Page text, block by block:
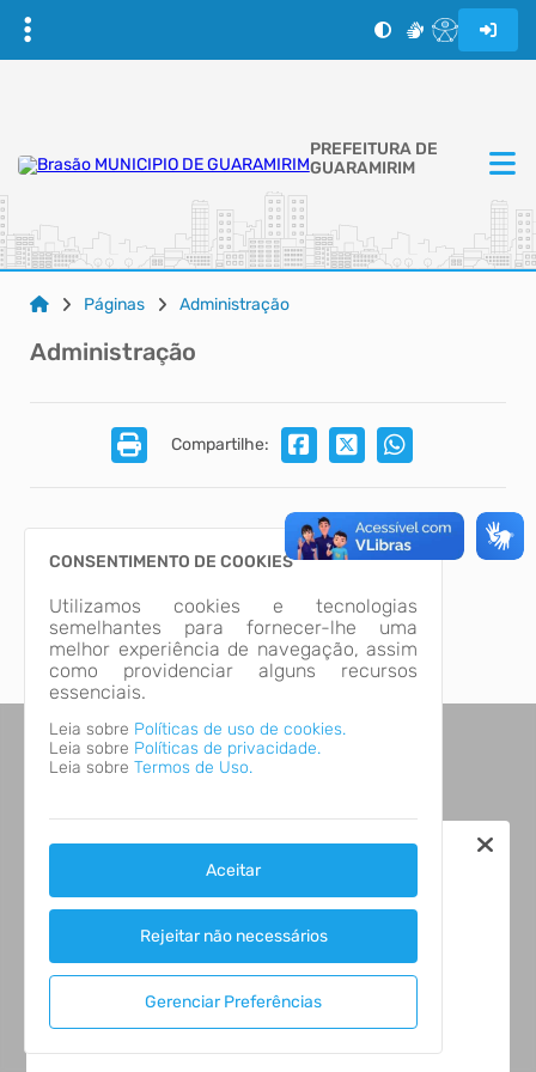
PREFEITURA DE
GUARAMIRIM
Páginas Administração
Administração
Compartilhe:
Dênis Luiz Lunelli
Vice-Prefeito Municipal
CONSENTIMENTO DE COOKIES
Utilizamos cookies e tecnologias
semelhantes para fornecer-lhe uma
melhor experiência de navegação, assim
como providenciar alguns recursos
essenciais.
Leia sobre Políticas de uso de cookies.
Leia sobre Políticas de privacidade.
Leia sobre Termos de Uso.
Aceitar
Rejeitar não necessários
Gerenciar Preferências